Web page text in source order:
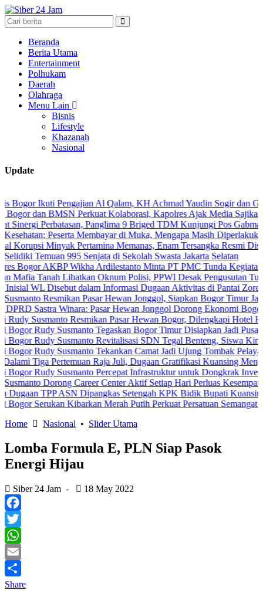
Beranda
Berita Utama
Entertainment
Polhukam
Daerah
Olahraga
Menu Lain
Bisnis
Lifestyle
Khazanah
Nasional
Update
Pengajian Al Qalam, KH Achmad Yaudin Sogir dan Gus Sholeh
BMSN Perkuat Kolaborasi, Kapolres Ajak Media Sajikan
Perbatasan, Panglima 9 Briged TDM Kunjungi Pos Gabma Temajuk
Peserta Membayar di Muka, Mengapa Masih Diperlakukan
Minyak Pertamina Memanas, Enam Tersangka Resmi Diseret ke
995 Senjata di Sekolah Swasta Jakarta Selatan
AKBP Wikha Ardilestanto Minta PT PMC Tunda Kegiatan Demi
Libatkan Oknum Polisi, PPWI Desak Pengusutan Tuntas
Disebut dalam Informasi Dugaan Aktivitas di Pantai Zore, Bea
Resmikan Pasar Hewan Jonggol, Siapkan Bogor Timur Jadi Pusat
Winara: Pasar Hewan Jonggol Dorong Ekonomi Bogor Timur
Resmikan Pasar Hewan Bogor, Dilengkapi Hotel Hewan
Susmanto Tegaskan Bogor Timur Disiapkan Jadi Pusat
Susmanto Revitalisasi SDN Tegal Benteng, Siswa Kini Belajar
Susmanto Tekankan Camat Jadi Ujung Tombak Pelayanan
Pertemuan Raja Juli, Dugaan Gratifikasi Kuansing Menguat
Susmanto Percepat Infrastruktur untuk Dongkrak Investasi
Dorong Career Center Aktif Setiap Hari Perluas Kesempatan Kerja
TPP ASN Dipangkas Setengah KPK Bidik Bupati Kuansing
Kibarkan Merah Putih Perkuat Persatuan Semangat
Home
Nasional • Slider Utama
Lomba Formula E, PLN Siap Pasok
Energi Hijau
Siber 24 Jam - 18 May 2022
Facebook
Twitter
WhatsApp
Email
Share